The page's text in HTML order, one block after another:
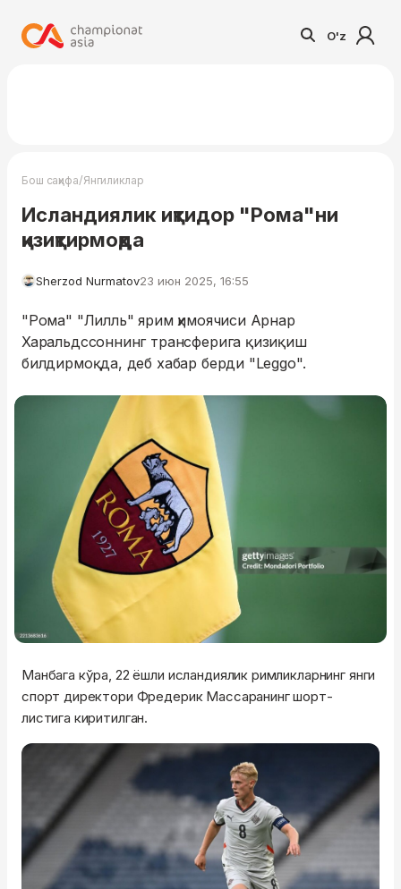
O'z
Бош саҳифа/Янгиликлар
Исландиялик иқтидор "Рома"ни
қизиқтирмоқда
Sherzod Nurmatov23 июн 2025, 16:55
"Рома" "Лилль" ярим ҳимоячиси Арнар
Харальдссоннинг трансферига қизиқиш
билдирмоқда, деб хабар берди "Leggo".
Манбага кўра, 22 ёшли исландиялик римликларнинг янги
спорт директори Фредерик Массаранинг шорт-
листига киритилган.